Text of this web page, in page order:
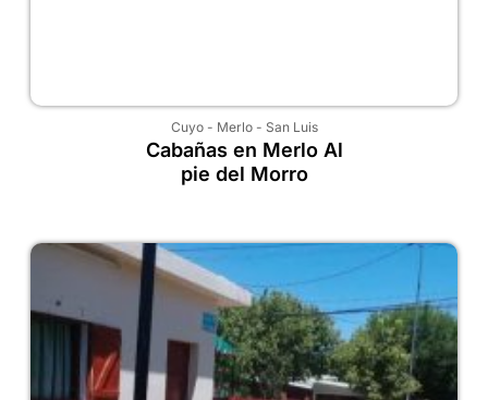
Cuyo- Merlo- San Luis
Cabañas en Merlo Al
pie del Morro